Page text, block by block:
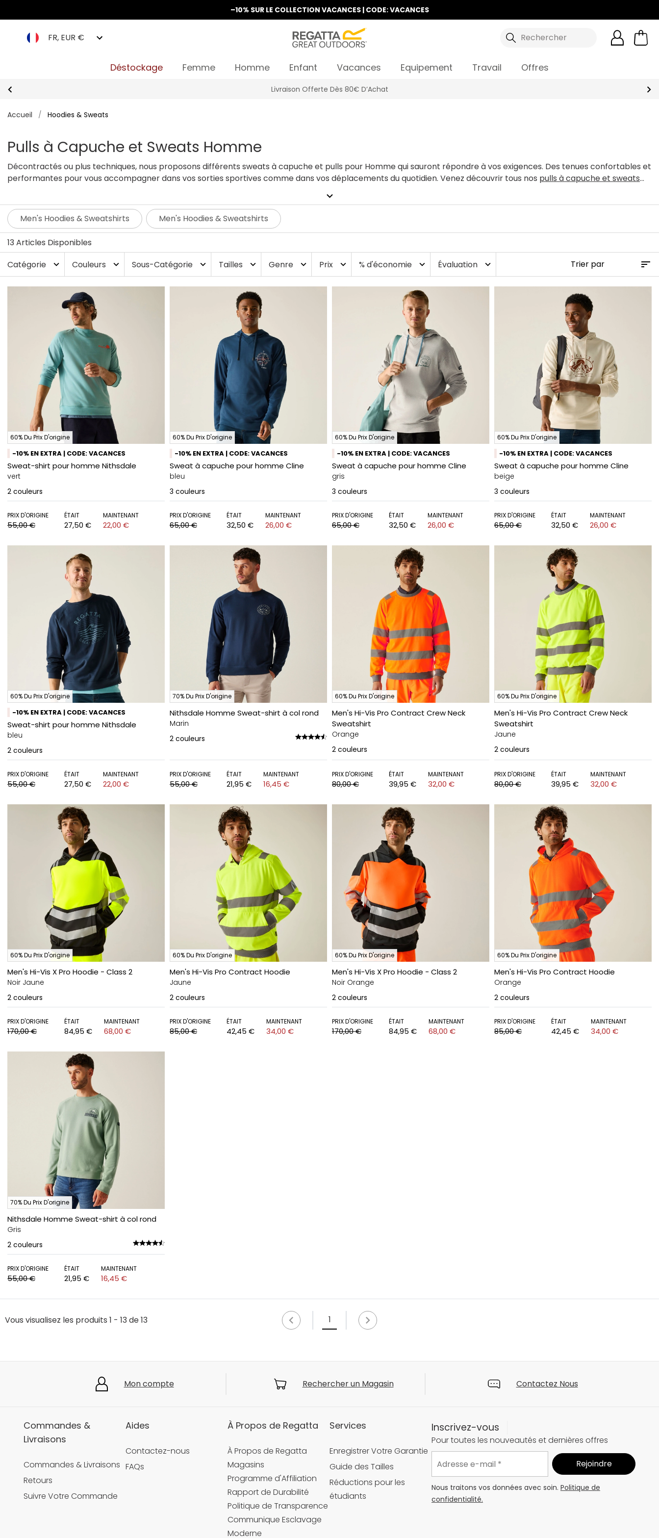
–10% SUR LE COLLECTION VACANCES | CODE: VACANCES
FR, EUR € Rechercher
Déstockage Femme Homme Enfant Vacances Equipement Travail Offres
Accueil / Hoodies & Sweats
Pulls à Capuche et Sweats Homme
Décontractés ou plus techniques, nous proposons différents sweats à capuche et pulls pour Homme qui sauront répondre à vos exigences. Des tenues confortables et
performantes pour vous accompagner dans vos sorties sportives comme dans vos déplacements du quotidien. Venez découvrir tous nos pulls à capuche et sweats
expand_more
Men's Hoodies & Sweatshirts Men's Hoodies & Sweatshirts
13 Articles Disponibles
Catégorie
expand_more Couleurs expand_more Sous-Catégorie expand_more Tailles expand_more Genre expand_more Prix expand_more % d'économie expand_more Évaluation expand_more
60% Du Prix D'origine
-10% EN EXTRA | CODE: VACANCES
Sweat-shirt pour homme Nithsdale
vert
2 couleurs
PRIX D'ORIGINE
55,00 €
ÉTAIT
27,50 €
MAINTENANT
22,00 €
60% Du Prix D'origine
-10% EN EXTRA | CODE: VACANCES
Sweat à capuche pour homme Cline
bleu
3 couleurs
PRIX D'ORIGINE
65,00 €
ÉTAIT
32,50 €
MAINTENANT
26,00 €
60% Du Prix D'origine
-10% EN EXTRA | CODE: VACANCES
Sweat à capuche pour homme Cline
gris
3 couleurs
PRIX D'ORIGINE
65,00 €
ÉTAIT
32,50 €
MAINTENANT
26,00 €
60% Du Prix D'origine
-10% EN EXTRA | CODE: VACANCES
Sweat à capuche pour homme Cline
beige
3 couleurs
PRIX D'ORIGINE
65,00 €
ÉTAIT
32,50 €
MAINTENANT
26,00 €
60% Du Prix D'origine
-10% EN EXTRA | CODE: VACANCES
Sweat-shirt pour homme Nithsdale
bleu
2 couleurs
PRIX D'ORIGINE
55,00 €
ÉTAIT
27,50 €
MAINTENANT
22,00 €
70% Du Prix D'origine
Nithsdale Homme Sweat-shirt à col rond
Marin
2 couleurs
PRIX D'ORIGINE
55,00 €
ÉTAIT
21,95 €
MAINTENANT
16,45 €
60% Du Prix D'origine
Men's Hi-Vis Pro Contract Crew Neck
Sweatshirt
Orange
2 couleurs
PRIX D'ORIGINE
80,00 €
ÉTAIT
39,95 €
MAINTENANT
32,00 €
60% Du Prix D'origine
Men's Hi-Vis Pro Contract Crew Neck
Sweatshirt
Jaune
2 couleurs
PRIX D'ORIGINE
80,00 €
ÉTAIT
39,95 €
MAINTENANT
32,00 €
60% Du Prix D'origine
Men's Hi-Vis X Pro Hoodie - Class 2
Noir Jaune
2 couleurs
PRIX D'ORIGINE
170,00 €
ÉTAIT
84,95 €
MAINTENANT
68,00 €
60% Du Prix D'origine
Men's Hi-Vis Pro Contract Hoodie
Jaune
2 couleurs
PRIX D'ORIGINE
85,00 €
ÉTAIT
42,45 €
MAINTENANT
34,00 €
60% Du Prix D'origine
Men's Hi-Vis X Pro Hoodie - Class 2
Noir Orange
2 couleurs
PRIX D'ORIGINE
170,00 €
ÉTAIT
84,95 €
MAINTENANT
68,00 €
60% Du Prix D'origine
Men's Hi-Vis Pro Contract Hoodie
Orange
2 couleurs
PRIX D'ORIGINE
85,00 €
ÉTAIT
42,45 €
MAINTENANT
34,00 €
70% Du Prix D'origine
Nithsdale Homme Sweat-shirt à col rond
Gris
2 couleurs
PRIX D'ORIGINE
55,00 €
ÉTAIT
21,95 €
MAINTENANT
16,45 €
Vous visualisez les produits 1 - 13 de 13 1
Mon compte Rechercher un Magasin Contactez Nous
Commandes &
Livraisons
Commandes & Livraisons
Retours
Suivre Votre Commande
Aides
Contactez-nous
FAQs
À Propos de Regatta
À Propos de Regatta
Magasins
Programme d'Affiliation
Rapport de Durabilité
Politique de Transparence
Communique Esclavage
Moderne
Services
Enregistrer Votre Garantie
Guide des Tailles
Réductions pour les
étudiants
Inscrivez-vous
Pour toutes les nouveautés et dernières offres
Nous traitons vos données avec soin. Politique de
confidentialité.